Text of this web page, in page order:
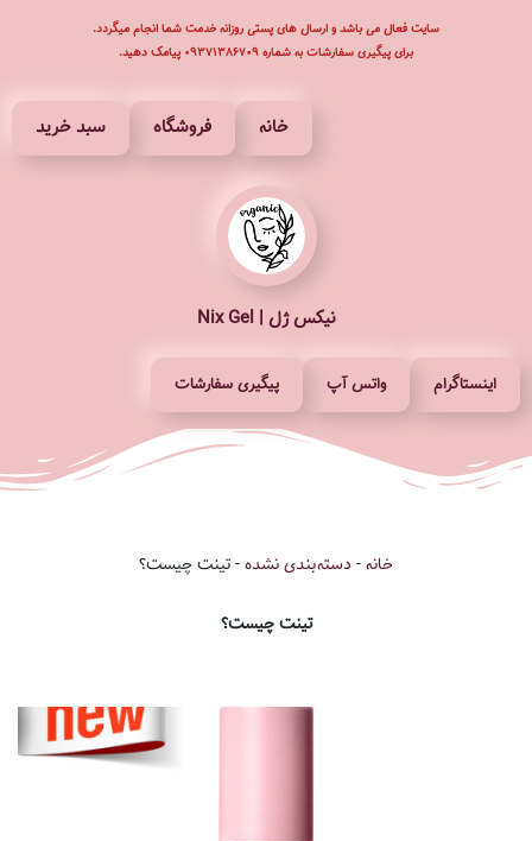
سایت فعال می باشد و ارسال های پستی روزانه خدمت شما انجام میگردد.
برای پیگیری سفارشات به شماره ۰۹۳۷۱۳۸۶۷۰۹ پیامک دهید.
خانه فروشگاه سبد خرید
نیکس ژل | Nix Gel
اینستاگرام واتس آپ پیگیری سفارشات
خانه- دسته‌بندی نشده-تینت چیست؟
تینت چیست؟